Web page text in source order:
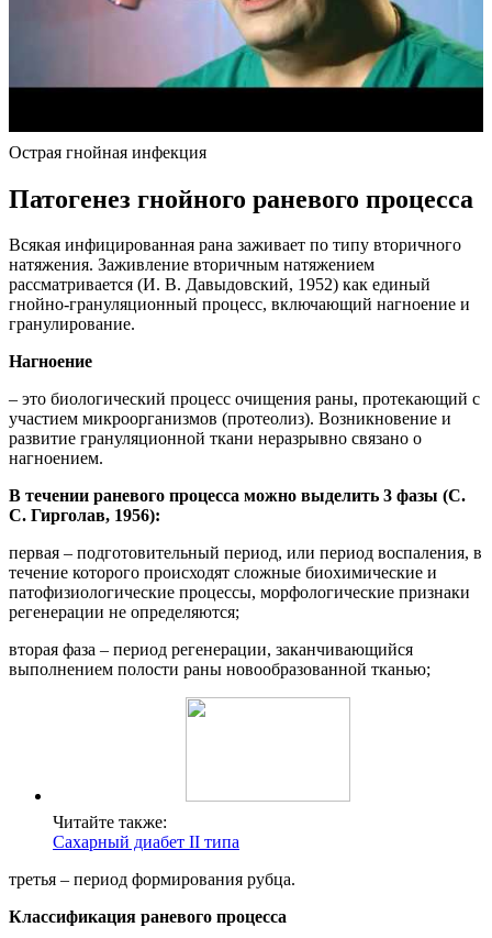
Острая гнойная инфекция
Патогенез гнойного раневого процесса
Всякая инфицированная рана заживает по типу вторичного
натяжения. Заживление вторичным натяжением
рассматривается (И. В. Давыдовский, 1952) как единый
гнойно-грануляционный процесс, включающий нагноение и
гранулирование.
Нагноение
– это биологический процесс очищения раны, протекающий с
участием микроорганизмов (протеолиз). Возникновение и
развитие грануляционной ткани неразрывно связано о
нагноением.
В течении раневого процесса можно выделить 3 фазы (С.
С. Гирголав, 1956):
первая – подготовительный период, или период воспаления, в
течение которого происходят сложные биохимические и
патофизиологические процессы, морфологические признаки
регенерации не определяются;
вторая фаза – период регенерации, заканчивающийся
выполнением полости раны новообразованной тканью;
Читайте также:
Сахарный диабет II типа
третья – период формирования рубца.
Классификация раневого процесса